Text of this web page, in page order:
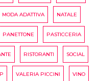
MODA ADATTIVA NATALE
PANETTONE PASTICCERIA
RISTORANTI SOCIAL
VALERIA PICCINI VINO